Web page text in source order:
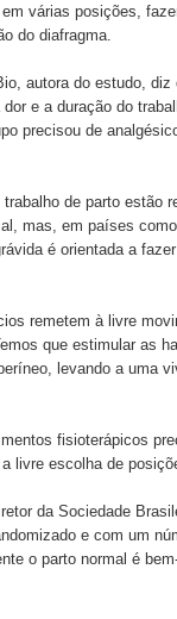
várias posições,
do diafragma.
autora do estudo,
e a duração do
precisou de
de parto estão
mas, em países
é orientada a
remetem à livre
que estimular as
levando a uma
fisioterápicos
livre escolha de
da Sociedade
e com um
o parto normal é